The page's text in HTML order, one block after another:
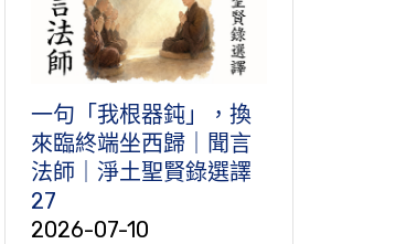
一句「我根器鈍」，換
來臨終端坐西歸｜聞言
法師｜淨土聖賢錄選譯
27
2026-07-10